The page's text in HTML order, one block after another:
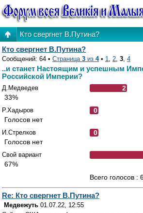
Кто свергнет В.Путина?
Кто свергнет В.Путина?
Сообщений: 64 • Страница 3 из 4• 1 2 3 4
..и станет Настоящим и успешным
Российской Империи?
Д.Медведев
2
33%
Р.Хадыров
0
Голосов нет
И.Стрелков
0
Голосов нет
Свой вариант
67%
Всего голосов :
Re: Кто свергнет В.Путина?
Медвежуть 01.07.22, 12:55